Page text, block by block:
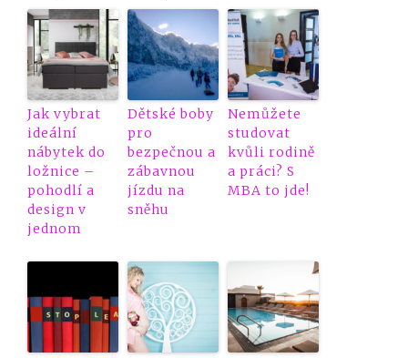
Jak vybrat
ideální
nábytek do
ložnice –
pohodlí a
design v
jednom
Dětské boby
pro
bezpečnou a
zábavnou
jízdu na
sněhu
Nemůžete
studovat
kvůli rodině
a práci? S
MBA to jde!